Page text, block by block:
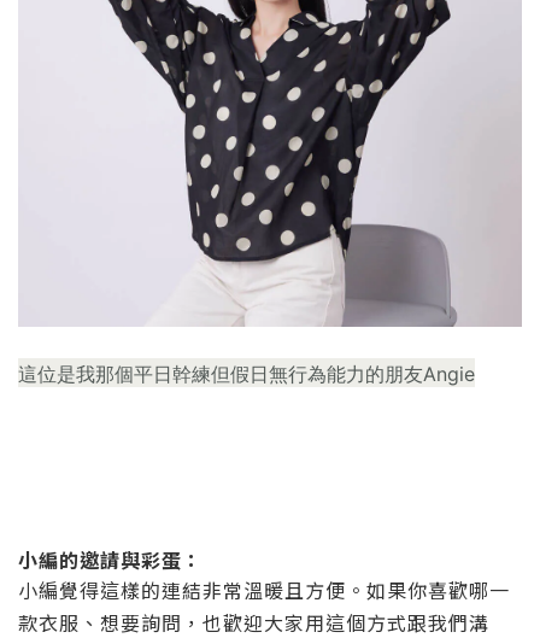
這位是我那個平日幹練但假日無行為能力的朋友Angie
小編的邀請與彩蛋：
小編覺得這樣的連結非常溫暖且方便。如果你喜歡哪一
款衣服、想要詢問，也歡迎大家用這個方式跟我們溝